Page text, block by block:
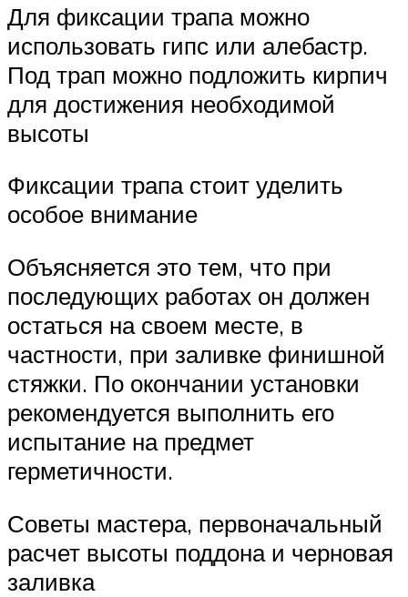
Для фиксации трапа можно
использовать гипс или алебастр.
Под трап можно подложить кирпич
для достижения необходимой
высоты
Фиксации трапа стоит уделить
особое внимание
Объясняется это тем, что при
последующих работах он должен
остаться на своем месте, в
частности, при заливке финишной
стяжки. По окончании установки
рекомендуется выполнить его
испытание на предмет
герметичности.
Советы мастера, первоначальный
расчет высоты поддона и черновая
заливка